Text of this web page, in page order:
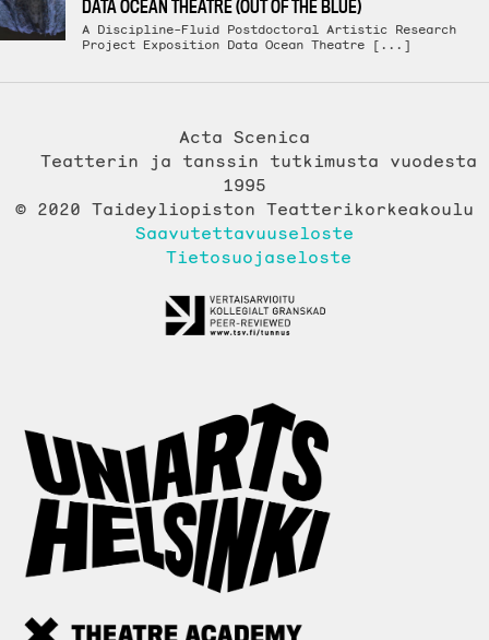
DATA OCEAN THEATRE (OUT OF THE BLUE)
A Discipline-Fluid Postdoctoral Artistic Research
Project Exposition Data Ocean Theatre [...]
Acta Scenica
Teatterin ja tanssin tutkimusta vuodesta
1995
© 2020 Taideyliopiston Teatterikorkeakoulu
Saavutettavuuseloste
Tietosuojaseloste